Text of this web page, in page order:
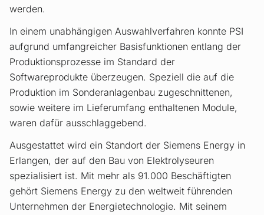
werden.
In einem unabhängigen Auswahlverfahren konnte PSI
aufgrund umfangreicher Basisfunktionen entlang der
Produktionsprozesse im Standard der
Softwareprodukte überzeugen. Speziell die auf die
Produktion im Sonderanlagenbau zugeschnittenen,
sowie weitere im Lieferumfang enthaltenen Module,
waren dafür ausschlaggebend.
Ausgestattet wird ein Standort der Siemens Energy in
Erlangen, der auf den Bau von Elektrolyseuren
spezialisiert ist. Mit mehr als 91.000 Beschäftigten
gehört Siemens Energy zu den weltweit führenden
Unternehmen der Energietechnologie. Mit seinem